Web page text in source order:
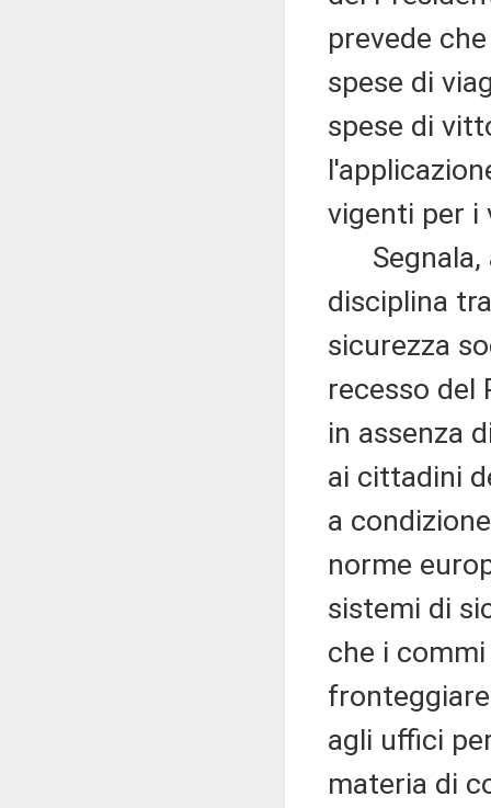
prevede
spese di
spese di
vigenti per i
Segnala,
disciplina
sicurezza
recesso del
in assenza
ai cittadini
a
norme
sistemi di
che i
agli uffici
materia di